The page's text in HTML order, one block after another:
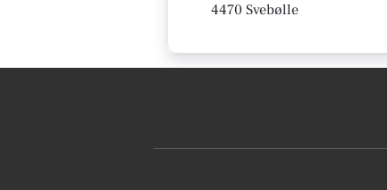
4470 Svebølle